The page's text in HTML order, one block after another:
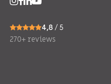
4,8 / 5
270+ reviews